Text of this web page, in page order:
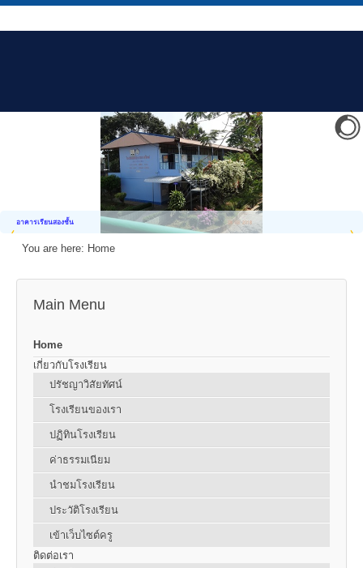
อาคารเรียนสองชั้น
You are here: Home
Main Menu
Home
เกี่ยวกับโรงเรียน
ปรัชญาวิสัยทัศน์
โรงเรียนของเรา
ปฏิทินโรงเรียน
ค่าธรรมเนียม
นำชมโรงเรียน
ประวัติโรงเรียน
เข้าเว็บไซต์ครู
ติดต่อเรา